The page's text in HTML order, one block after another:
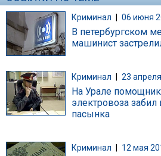
Криминал | 06 июня
В петербургском
машинист
Криминал 23
На Урале
электровоза забил
пасынка
Криминал 12 мая